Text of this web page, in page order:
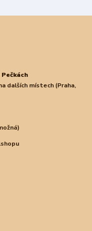
Pečkách
dalších místech (Praha,